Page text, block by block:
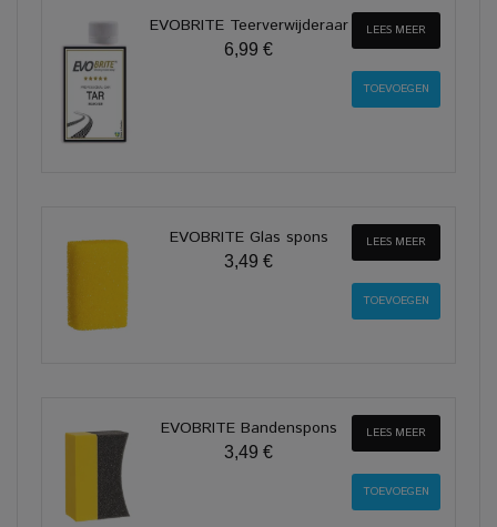
EVOBRITE Teerverwijderaar
6,99 €
LEES MEER
EVOBRITE Glas spons
3,49 €
LEES MEER
EVOBRITE Bandenspons
3,49 €
LEES MEER